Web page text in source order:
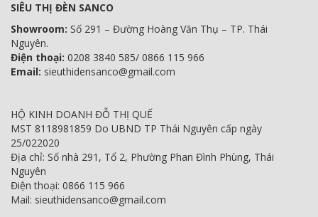
SIÊU THỊ ĐÈN SANCO
Showroom: Số 291 – Đường Hoàng Văn Thụ – TP. Thái
Nguyên.
Điện thoại: 0208 3840 585/ 0866 115 966
Email: sieuthidensanco@gmail.com
HỘ KINH DOANH ĐỖ THỊ QUẾ
MST 8118981859 Do UBND TP Thái Nguyên cấp ngày
25/022020
Địa chỉ: Số nhà 291, Tổ 2, Phường Phan Đình Phùng, Thái
Nguyên
Điện thoại: 0866 115 966
Mail: sieuthidensanco@gmail.com